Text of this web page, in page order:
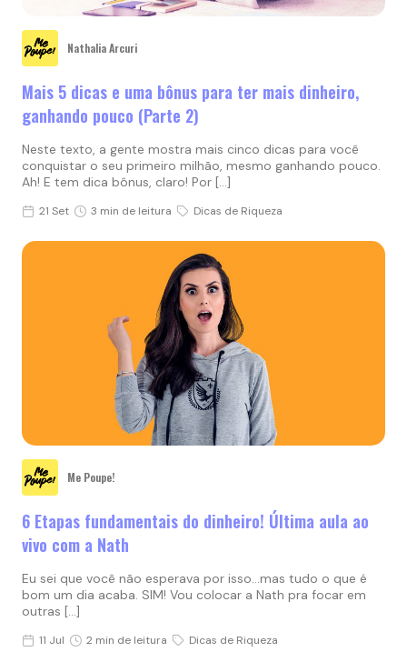
Nathalia Arcuri
Mais 5 dicas e uma bônus para ter mais dinheiro,
ganhando pouco (Parte 2)
Neste texto, a gente mostra mais cinco dicas para você
conquistar o seu primeiro milhão, mesmo ganhando pouco.
Ah! E tem dica bônus, claro! Por […]
21 Set 3 min de leitura Dicas de Riqueza
Me Poupe!
6 Etapas fundamentais do dinheiro! Última aula ao
vivo com a Nath
Eu sei que você não esperava por isso…mas tudo o que é
bom um dia acaba. SIM! Vou colocar a Nath pra focar em
outras […]
11 Jul 2 min de leitura Dicas de Riqueza